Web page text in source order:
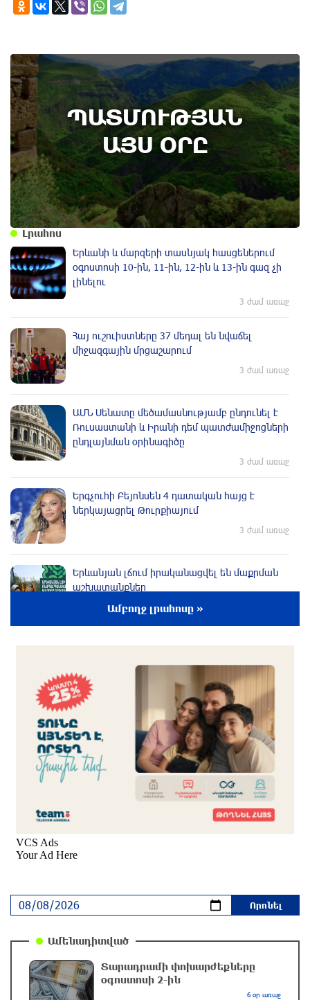
ՊԱՏՄՈՒԹՅԱՆ
ԱՅՍ ՕՐԸ
8th of August
Բոյակի ճակատամարտի օր. պատմության
այս օրը (7 օգոստոս)
Լրահոս
Երևանի և մարզերի տասնյակ հասցեներում
օգոստոսի 10-ին, 11-ին, 12-ին և 13-ին գազ չի
լինելու
3 ժամ առաջ
Հայ ուշուիստները 37 մեդալ են նվաճել
միջազգային մրցաշարում
3 ժամ առաջ
ԱՄՆ Սենատը մեծամասնությամբ ընդունել է
Ռուսաստանի և Իրանի դեմ պատժամիջոցների
ընդլայնման օրինագիծը
3 ժամ առաջ
Երգչուհի Բեյոնսեն ​​4 դատական հայց է
ներկայացրել Թուրքիայում
3 ժամ առաջ
Երևանյան լճում իրականացվել են մաքրման
աշխատանքներ
Պայթյուն՝ Իրանում․ հաղորդվում է զոհերի ու
վիրավորների մասին
4 ժամ առաջ
«Toyota Camry»-ն
5 ժամ առաջ
Starlink-ը Ռուսաստանի դեմ հարվшծները
կառավարելու համար
Ամբողջ լրահոսը »
Ամենադիտված
Տարադրամի փոխարժեքները
օգոստոսի 2-ին
6 օր առաջ